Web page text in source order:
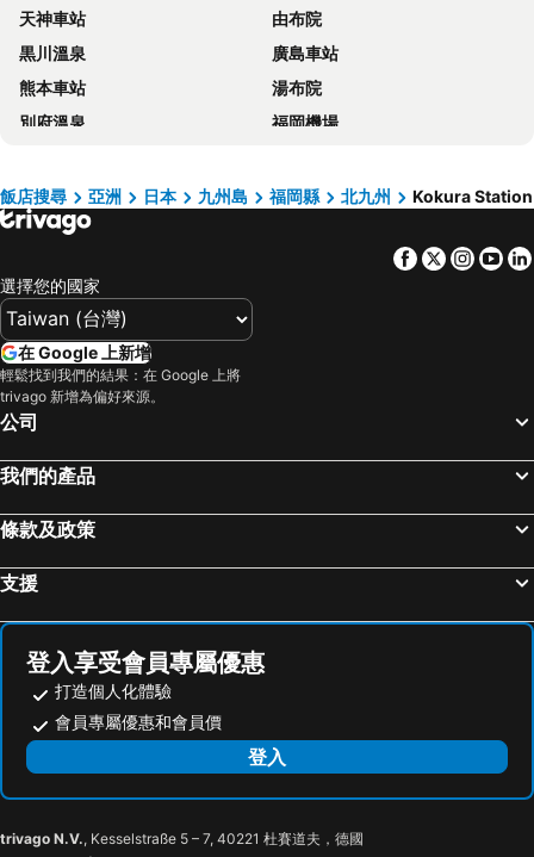
Dormy Inn Premium Shimonoseki
Ariston Inn Kanda Kitakyushu Airport
Shimonoseki Station West Washington Hotel Plaza
Smile Hotel Kokura
Blue Port Hotel Kitakyushu Airport
Hotel 1-2-3 Kokura
Route-Inn Mojiko
Hotel Crown Palais Kitakyushu
Nishitetsu Inn Kurosaki
Via Inn Shimonoseki
Hotel Crown Hills Kokura
Quintessa Hotel Kokura Comic & Books
Toyoko Inn Kitakyushu Airport
Super Hotel Kokuraeki Minamiguchi
Wing International Shimonoseki
Urban Place Inn Kokura
Hotel Relief Kokura Station
Urban Hotel Kajimachi
Toyoko Inn Shimonoseki Kaikyo yume tower Mae
Tabist Hotel Tetora Kitakyushu
Hotel LOVE MODERN
天神車站
由布院
黒川溫泉
廣島車站
熊本車站
湯布院
別府溫泉
福岡機場
道後溫泉
湯布院溫泉
佐賀機場
Nagasaki Station
Nagasaki Port
Shimonoseki Station
Nakasu-Kawabata Station
湯田溫泉
Nishitetsu Fukuoka (Tenjin) Station
Saga Station
Canal City Hakata
Acros Fukuoka
Greenland Kumamoto
Aso Farm Land
Gofukumachi Station
International Conference Center Hiroshima
Hiroshima Industrial Hall
Yukuhashi Station
Atago Shrine
JAM Space
West Japan General Exhibition Center
飯店搜尋 亞洲 日本 九州島 福岡縣 北九州 Kokura Station
Facebook
Twitter
選擇您的國家
在 Google 上新增
輕鬆找到我們的結果：在 Google 上將
trivago 新增為偏好來源。
公司
我們的產品
條款及政策
支援
登入享受會員專屬優惠
打造個人化體驗
會員專屬優惠和會員價
登入
trivago N.V., Kesselstraße 5 – 7, 40221 杜賽道夫，德國